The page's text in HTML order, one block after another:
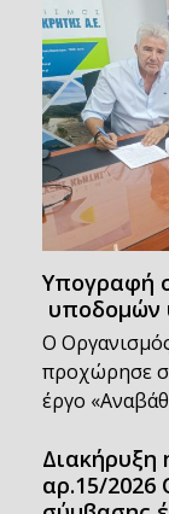
Υπογραφή
υποδομών
Ο
προχώρησε
έργο
Διακήρυξη
αρ.15/2026